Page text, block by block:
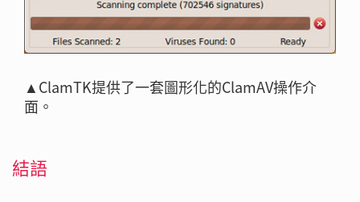
▲ClamTK提供了一套圖形化的ClamAV操作介
面。
結語